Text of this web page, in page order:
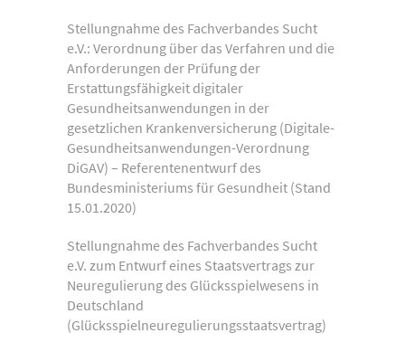
Stellungnahme des Fachverbandes Sucht
e.V.: Verordnung über das Verfahren und die
Anforderungen der Prüfung der
Erstattungsfähigkeit digitaler
Gesundheitsanwendungen in der
gesetzlichen Krankenversicherung (Digitale-
Gesundheitsanwendungen-Verordnung
DiGAV) – Referentenentwurf des
Bundesministeriums für Gesundheit (Stand
15.01.2020)
Stellungnahme des Fachverbandes Sucht
e.V. zum Entwurf eines Staatsvertrags zur
Neuregulierung des Glücksspielwesens in
Deutschland
(Glücksspielneuregulierungsstaatsvertrag)